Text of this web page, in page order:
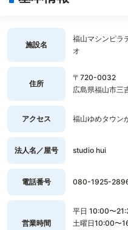
施設名
福山マシンピラ
オ
住所
〒720-0032
広島県福山市三
アクセス 福山ゆめタウン
法人名／屋号 studio hui
電話番号 080-1925-
営業時間
平日 10:00〜
土曜日10:00〜